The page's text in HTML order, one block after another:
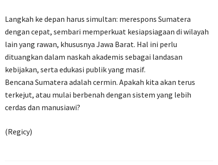
Langkah ke depan harus simultan: merespons Sumatera
dengan cepat, sembari memperkuat kesiapsiagaan di wilayah
lain yang rawan, khususnya Jawa Barat. Hal ini perlu
dituangkan dalam naskah akademis sebagai landasan
kebijakan, serta edukasi publik yang masif.
Bencana Sumatera adalah cermin. Apakah kita akan terus
terkejut, atau mulai berbenah dengan sistem yang lebih
cerdas dan manusiawi?
(Regicy)